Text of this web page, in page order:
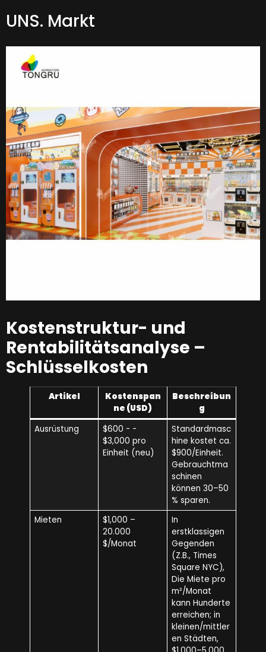
UNS. Markt
Kostenstruktur- und
Rentabilitätsanalyse –
Schlüsselkosten
Artikel
Kostenspan
ne (USD)
Beschreibun
g
Ausrüstung
$600 - -
$3,000 pro
Einheit (neu)
Standardmasc
hine kostet ca.
$900/Einheit.
Gebrauchtma
schinen
können 30–50
% sparen.
Mieten
$1,000 –
20.000
$/Monat
In
erstklassigen
Gegenden
(Z.B., Times
Square NYC),
Die Miete pro
m²/Monat
kann Hunderte
erreichen; in
kleinen/mittler
en Städten,